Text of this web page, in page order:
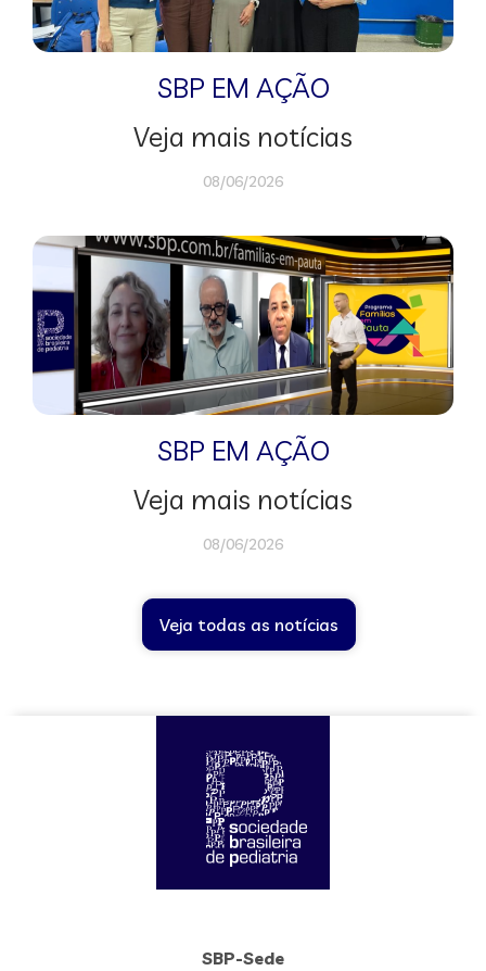
SBP EM AÇÃO
Veja mais notícias
08/06/2026
SBP EM AÇÃO
Veja mais notícias
08/06/2026
Veja todas as notícias
SBP-Sede